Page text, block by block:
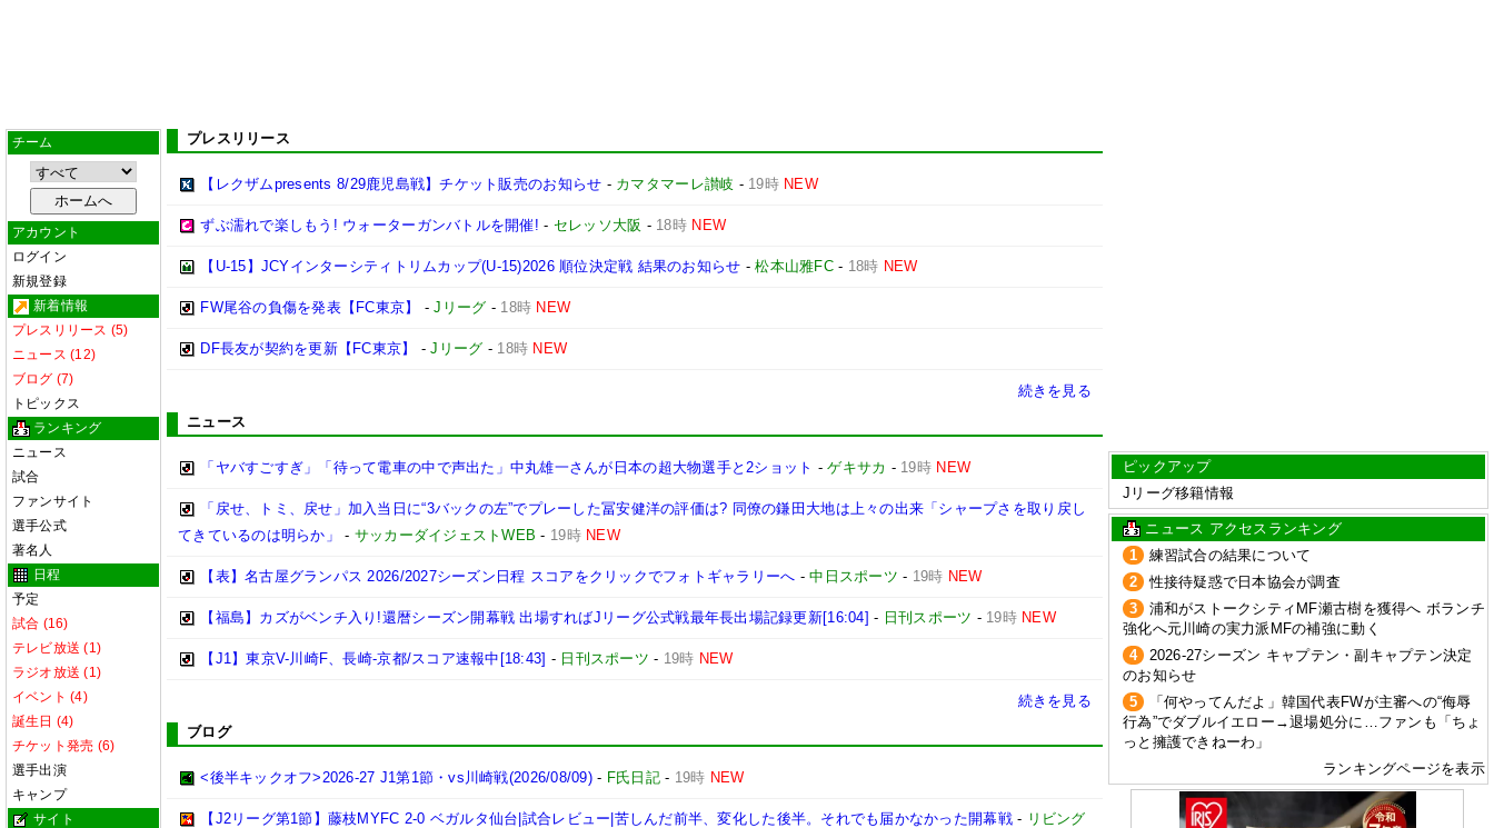
チーム
アカウント
ログイン
新規登録
新着情報
プレスリリース (5)
ニュース (12)
ブログ (7)
トピックス
ランキング
ニュース
試合
ファンサイト
選手公式
著名人
日程
予定
試合 (16)
テレビ放送 (1)
ラジオ放送 (1)
イベント (4)
誕生日 (4)
チケット発売 (6)
選手出演
キャンプ
サイト
プレスリリース
【レクザムpresents 8/29鹿児島戦】チケット販売のお知らせ - カマタマーレ讃岐 - 19時 NEW
ずぶ濡れで楽しもう! ウォーターガンバトルを開催! - セレッソ大阪 - 18時 NEW
【U-15】JCYインターシティトリムカップ(U-15)2026 順位決定戦 結果のお知らせ -松本山雅FC- 18時 NEW
FW尾谷の負傷を発表【FC東京】 -Jリーグ - 18時 NEW
DF長友が契約を更新【FC東京】 -Jリーグ - 18時 NEW
続きを見る
ニュース
「ヤバすごすぎ」「待って電車の中で声出た」中丸雄一さんが日本の超大物選手と2ショット -ゲキサカ - 19時 NEW
「戻せ、トミ、戻せ」加入当日に“3バックの左”でプレーした冨安健洋の評価は? 同僚の鎌田大地は上々の出来「シャープさを取り戻し
てきているのは明らか」
- サッカーダイジェストWEB - 19時 NEW
【表】名古屋グランパス 2026/2027シーズン日程 スコアをクリックでフォトギャラリーへ -中日スポーツ - 19時 NEW
【福島】カズがベンチ入り!還暦シーズン開幕戦 出場すればJリーグ公式戦最年長出場記録更新[16:04] - 日刊スポーツ - 19時 NEW
【J1】東京V-川崎F、長崎-京都/スコア速報中[18:43] - 日刊スポーツ - 19時 NEW
続きを見る
ブログ
<後半キックオフ>2026-27 J1第1節・vs川崎戦(2026/08/09)- F氏日記- 19時 NEW
【J2リーグ第1節】藤枝MYFC 2-0 ベガルタ仙台|試合レビュー|苦しんだ前半、変化した後半。それでも届かなかった開幕戦- リビング
ピックアップ
Jリーグ移籍情報
ニュース アクセスランキング
1
練習試合の結果について
2
性接待疑惑で日本協会が調査
3
浦和がストークシティMF瀬古樹を獲得へ ボランチ
強化へ元川崎の実力派MFの補強に動く
4
2026-27シーズン キャプテン・副キャプテン決定
のお知らせ
5
「何やってんだよ」韓国代表FWが主審への“侮辱
行為”でダブルイエロー→退場処分に…ファンも「ちょ
っと擁護できねーわ」
ランキングページを表示